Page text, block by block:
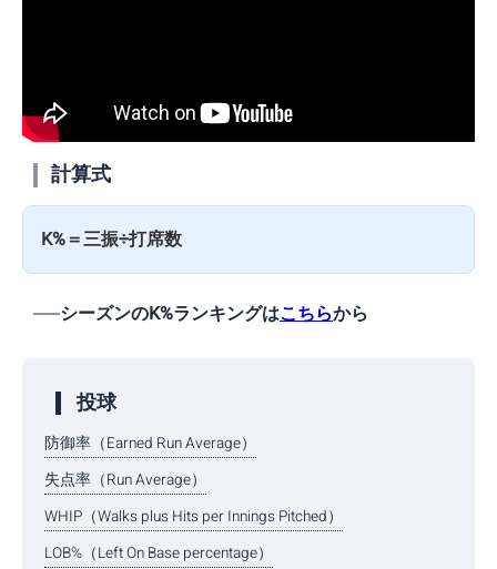
計算式
K%＝三振÷打席数
シーズンのK%ランキングはこちらから
投球
防御率（Earned Run Average）
失点率（Run Average）
WHIP（Walks plus Hits per Innings Pitched）
LOB%（Left On Base percentage）